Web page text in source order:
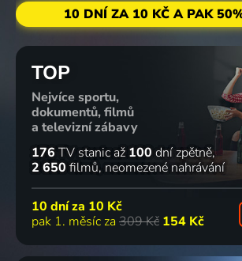
10 DNÍ ZA 10 KČ A PAK
TOP
Nejvíce sportu,
dokumentů, filmů
a televizní zábavy
176 TV stanic až 100 dní zpětně
2 650 filmů neomezené nahrávání
10 dní za 10 Kč
pak 1. měsíc za 309 Kč 154 Kč